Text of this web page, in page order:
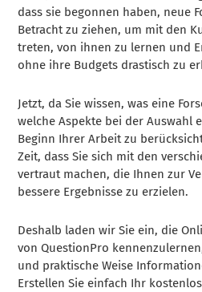
dass sie begonnen haben, neue
Betracht zu ziehen, um mit den
treten, von ihnen zu lernen und
ohne ihre Budgets drastisch zu
Jetzt, da Sie wissen, was eine
welche Aspekte bei der Auswahl
Beginn Ihrer Arbeit zu
Zeit, dass Sie sich mit den
vertraut machen, die Ihnen zur
bessere Ergebnisse zu erzielen.
Deshalb laden wir Sie ein, die
von QuestionPro
und praktische Weise
Erstellen Sie einfach Ihr